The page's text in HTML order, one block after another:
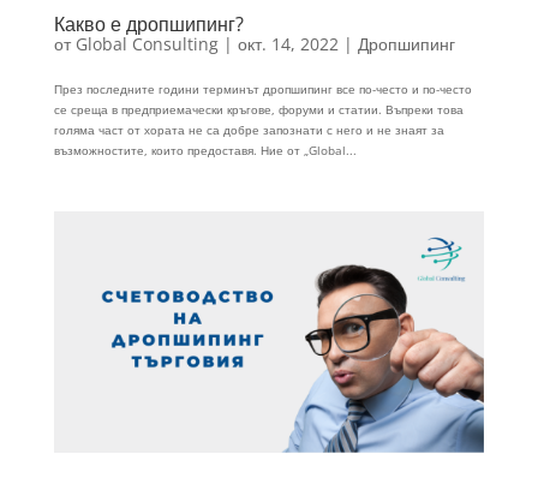
Какво е дропшипинг?
от Global Consulting| окт. 14, 2022 | Дропшипинг
През последните години терминът дропшипинг все по-често и по-често
се среща в предприемачески кръгове, форуми и статии. Въпреки това
голяма част от хората не са добре запознати с него и не знаят за
възможностите, които предоставя. Ние от „Global...